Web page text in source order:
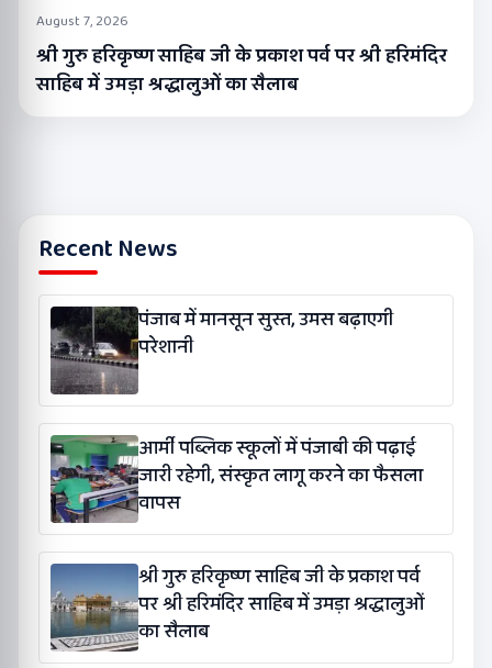
August 7, 2026
श्री गुरु हरिकृष्ण साहिब जी के प्रकाश पर्व पर श्री हरिमंदिर
साहिब में उमड़ा श्रद्धालुओं का सैलाब
Recent News
पंजाब में मानसून सुस्त, उमस बढ़ाएगी
परेशानी
आर्मी पब्लिक स्कूलों में पंजाबी की पढ़ाई
जारी रहेगी, संस्कृत लागू करने का फैसला
वापस
श्री गुरु हरिकृष्ण साहिब जी के प्रकाश पर्व
पर श्री हरिमंदिर साहिब में उमड़ा श्रद्धालुओं
का सैलाब